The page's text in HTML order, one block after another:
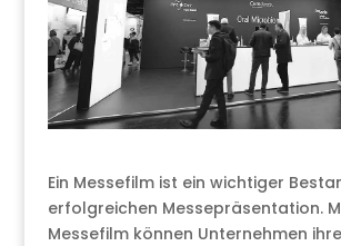
Ein Messefilm ist ein wichtiger
erfolgreichen Messepräsentation.
Messefilm können Unternehmen